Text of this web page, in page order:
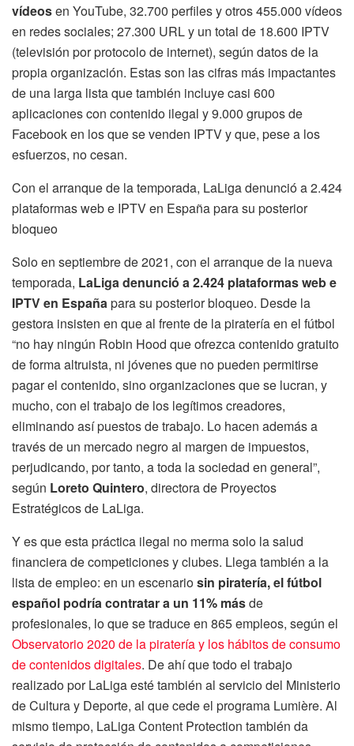
vídeosen YouTube, 32.700 perfiles y otros 455.000 vídeos
en redes sociales; 27.300 URL y un total de 18.600 IPTV
(televisión por protocolo de internet), según datos de la
propia organización. Estas son las cifras más impactantes
de una larga lista que también incluye casi 600
aplicaciones con contenido ilegal y 9.000 grupos de
Facebook en los que se venden IPTV y que, pese a los
esfuerzos, no cesan.
Con el arranque de la temporada, LaLiga denunció a 2.424
plataformas web e IPTV en España para su posterior
bloqueo
Solo en septiembre de 2021, con el arranque de la nueva
temporada, LaLiga denunció a 2.424 plataformas web e
IPTV en Españapara su posterior bloqueo. Desde la
gestora insisten en que al frente de la piratería en el fútbol
“no hay ningún Robin Hood que ofrezca contenido gratuito
de forma altruista, ni jóvenes que no pueden permitirse
pagar el contenido, sino organizaciones que se lucran, y
mucho, con el trabajo de los legítimos creadores,
eliminando así puestos de trabajo. Lo hacen además a
través de un mercado negro al margen de impuestos,
perjudicando, por tanto, a toda la sociedad en general”,
según Loreto Quintero, directora de Proyectos
Estratégicos de LaLiga.
Y es que esta práctica ilegal no merma solo la salud
financiera de competiciones y clubes. Llega también a la
lista de empleo: en un escenariosin piratería, el fútbol
español podría contratar a un 11% másde
profesionales, lo que se traduce en 865 empleos, según el
Observatorio 2020 de la piratería y los hábitos de consumo
de contenidos digitales. De ahí que todo el trabajo
realizado por LaLiga esté también al servicio del Ministerio
de Cultura y Deporte, al que cede el programa Lumière. Al
mismo tiempo, LaLiga Content Protection también da